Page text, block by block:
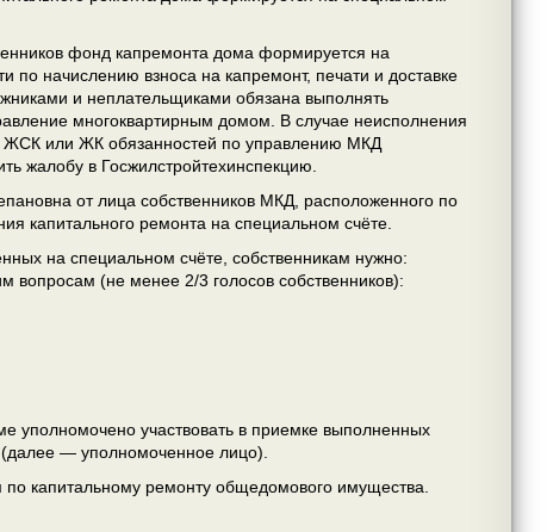
фонд капремонта дома формируется на
по начислению взноса на капремонт, печати и доставке
и неплательщиками обязана выполнять
многоквартирным домом. В случае неисполнения
или ЖК обязанностей по управлению МКД
жалобу в Госжилстройтехинспекцию.
от лица собственников МКД, расположенного по
капитального ремонта на специальном счёте.
на специальном счёте, собственникам нужно:
вопросам (не менее 2/3 голосов собственников):
уполномочено участвовать в приемке выполненных
(далее — уполномоченное лицо).
по капитальному ремонту общедомового имущества.